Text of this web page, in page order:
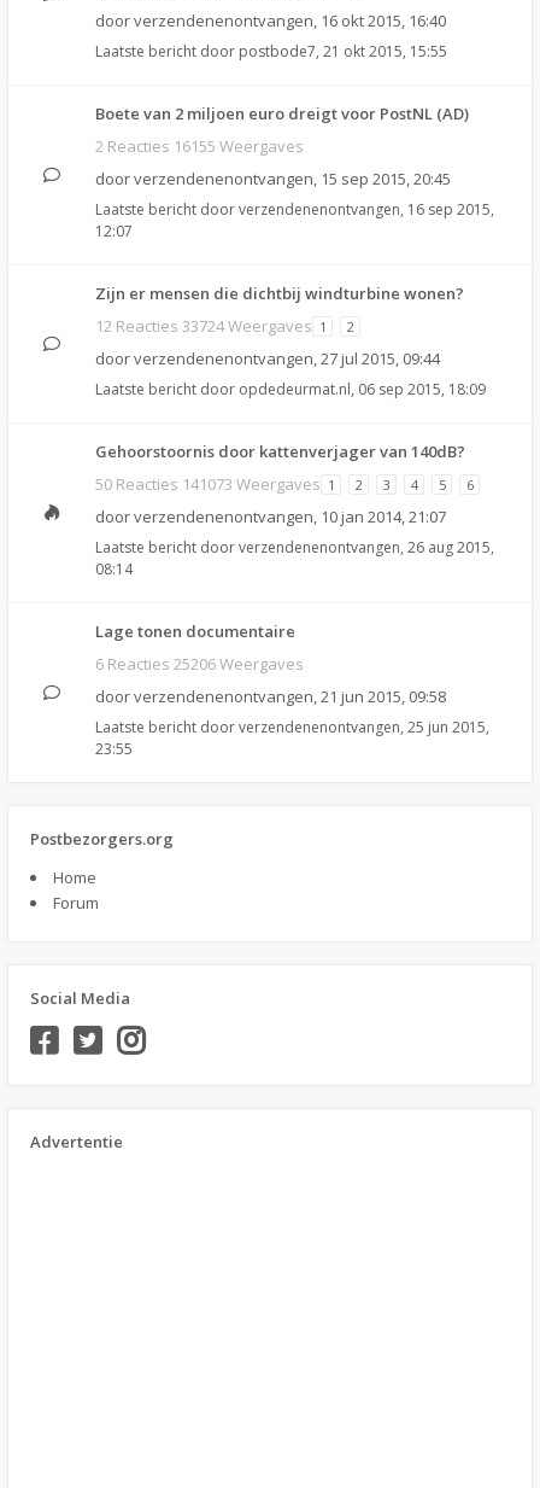
doorverzendenenontvangen, 16 okt 2015, 16:40
Laatste bericht door postbode7, 21 okt 2015, 15:55
Boete van 2 miljoen euro dreigt voor PostNL (AD)
2 Reacties 16155 Weergaves
doorverzendenenontvangen, 15 sep 2015, 20:45
Laatste bericht doorverzendenenontvangen, 16 sep 2015,
12:07
Zijn er mensen die dichtbij windturbine wonen?
12 Reacties 33724 Weergaves 1 2
doorverzendenenontvangen,27 jul 2015, 09:44
Laatste bericht door opdedeurmat.nl, 06 sep 2015, 18:09
Gehoorstoornis door kattenverjager van 140dB?
50 Reacties 141073 Weergaves 1 2 3 4 5 6
doorverzendenenontvangen, 10 jan 2014, 21:07
Laatste bericht doorverzendenenontvangen, 26 aug 2015,
08:14
Lage tonen documentaire
6 Reacties 25206 Weergaves
doorverzendenenontvangen,21 jun 2015, 09:58
Laatste bericht doorverzendenenontvangen, 25 jun 2015,
23:55
Postbezorgers.org
Home
Forum
Social Media
Advertentie